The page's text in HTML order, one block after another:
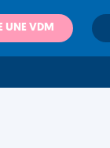
UNE VDM